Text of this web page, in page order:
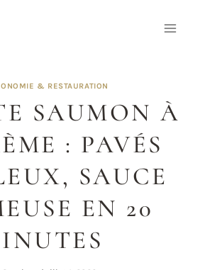
& RESTAURATION
SAUMON À
: PAVÉS
SAUCE
EN 20